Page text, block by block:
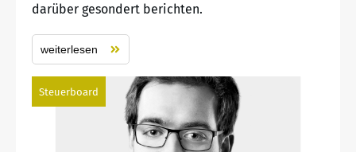
darüber gesondert berichten.
weiterlesen
Steuerboard